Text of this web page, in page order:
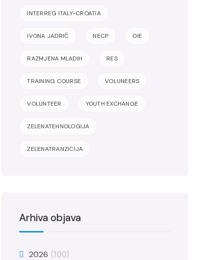
INTERREG ITALY-CROATIA
IVONA JADRIĆ NECP OIE
RAZMJENA MLADIH RES
TRAINING COURSE VOLUNEERS
VOLUNTEER YOUTH EXCHANGE
ZELENATEHNOLOGIJA
ZELENATRANZICIJA
Arhiva objava
2026 (100)